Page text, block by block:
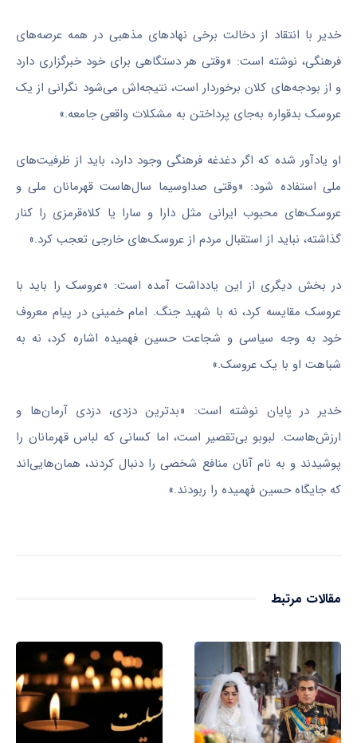
خدیر با انتقاد از دخالت برخی نهاد‌های مذهبی در همه عرصه‌های
فرهنگی، نوشته است: «وقتی هر دستگاهی برای خود خبرگزاری دارد
و از بودجه‌های کلان برخوردار است، نتیجه‌اش می‌شود نگرانی از یک
عروسک بدقواره به‌جای پرداختن به مشکلات واقعی جامعه.»
او یادآور شده که اگر دغدغه فرهنگی وجود دارد، باید از ظرفیت‌های
ملی استفاده شود: «وقتی صداوسیما سال‌هاست قهرمانان ملی و
عروسک‌های محبوب ایرانی مثل دارا و سارا یا کلاه‌قرمزی را کنار
گذاشته، نباید از استقبال مردم از عروسک‌های خارجی تعجب کرد.»
در بخش دیگری از این یادداشت آمده است: «عروسک را باید با
عروسک مقایسه کرد، نه با شهید جنگ. امام خمینی در پیام معروف
خود به وجه سیاسی و شجاعت حسین فهمیده اشاره کرد، نه به
شباهت او با یک عروسک.»
خدیر در پایان نوشته است: «بدترین دزدی، دزدی آرمان‌ها و
ارزش‌هاست. لبوبو بی‌تقصیر است، اما کسانی که لباس قهرمانان را
پوشیدند و به نام آنان منافع شخصی را دنبال کردند، همان‌هایی‌اند
که جایگاه حسین فهمیده را ربودند.»
مقالات مرتبط